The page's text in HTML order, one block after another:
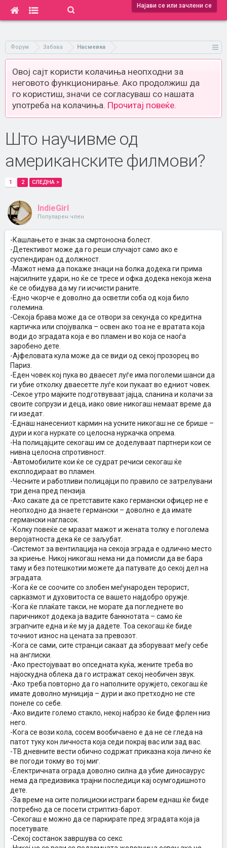
Најави се или зачлени се
Форум Забава Насмевка
Овој сајт користи колачиња неопходни за
неговото функционирање. Ако продолжиш да
го користиш, значи се согласуваш со нашата
употреба на колачиња. Прочитај повеќе.
Што научивме од
американските филмови?
1 2 СЛЕДНА >
IndieGirl
Популарен член
-Кашлањето е знак за смртоносна болест.
-Детективот може да го реши случајот само ако е
суспендиран од должност.
-Мажот нема да покаже знаци на болка додека ги прима
најсилните удари, но ќе се тресе и офка додека некоја жена
ќе се обидува да му ги исчисти раните.
-Едно чкорче е доволно да осветли соба од која било
големина.
-Секоја брава може да се отвори за секунда со кредитна
картичка или спојувалка – освен ако тоа не е вратата која
води до зградата која е во пламен и во која се наоѓа
заробено дете.
-Ајфеловата кула може да се види од секој прозорец во
Париз.
-Еден човек кој пука во дваесет луѓе има поголеми шанси да
ги убие отколку дваесетте луѓе кои пукаат во едниот човек.
-Секое утро мајките подготвуваат јајца, сланина и колачи за
своите сопрузи и деца, иако овие никогаш немаат време да
ги изедат.
-Еднаш нанесениот кармин на усните никогаш не се брише –
дури и кога нуркате со целосна нуркачка опрема.
-На полицајците секогаш им се доделуваат партнери кои се
нивна целосна спротивност.
-Автомобилите кои ќе се судрат речиси секогаш ќе
експлодираат во пламен.
-Чесните и работливи полицајци по правило се затрелувани
три дена пред пензија.
-Ако сакате да се претставите како германски офицер не е
неопходно да знаете германски – доволно е да имате
германски нагласок.
-Колку повеќе се мразат мажот и жената толку е поголема
веројатноста дека ќе се заљубат.
-Системот за вентилација на секоја зграда е одлично место
за криење. Никој никогаш нема ни да помисли да ве бара
таму и без потешкотии можете да патувате до секој дел на
зградата.
-Кога ќе се соочите со злобен меѓународен терорист,
сарказмот и духовитоста се вашето најдобро оружје.
-Кога ќе плаќате такси, не морате да погледнете во
паричникот додека ја вадите банкнотата – само ќе
зграпчите една и ќе му ја дадете. Тоа секогаш ќе биде
точниот износ на цената за превозот.
-Кога се сами, сите странци сакаат да зборуваат меѓу себе
на англиски.
-Ако престојуваат во опседната куќа, жените треба во
најоскудна облека да го истражат секој необичен звук.
-Ако треба повторно да го наполните оружјето, секогаш ќе
имате доволно муниција – дури и ако претходно не сте
понеле со себе.
-Ако видите големо стакло, некој набрзо ќе биде фрлен низ
него.
-Кога се вози кола, сосем вообичаено е да не се гледа на
патот туку кон личноста која седи покрај вас или зад вас.
-ТВ дневните вести обично содржат приказна која лично ќе
ве погоди токму во тој миг.
-Електричната ограда доволно силна да убие диносаурус
нема да предизвика трајни последици кај осумгодишното
дете.
-За време на сите полициски истраги барем еднаш ќе биде
потребно да се посети стриптиз-барот.
-Секогаш е можно да се паркирате пред зградата која ја
посетувате.
-Секој состанок завршува со секс.